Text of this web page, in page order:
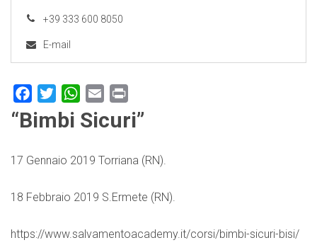
+39 333 600 8050
E-mail
FacebookTwitterWhatsApp
Email
“Bimbi Sicuri”
17 Gennaio 2019 Torriana (RN).
18 Febbraio 2019 S.Ermete (RN).
https://www.salvamentoacademy.it/corsi/bimbi-sicuri-bisi/